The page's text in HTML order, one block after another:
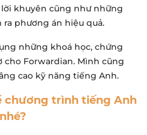
khuyên cũng như những
phương án hiệu quả.
những khoá học, chứng
cho Forwardian. Mình cũng
cao kỹ năng tiếng Anh.
chương trình tiếng Anh